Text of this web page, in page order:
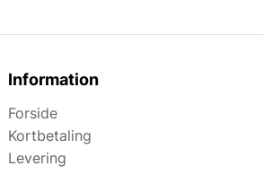
Information
Forside
Kortbetaling
Levering